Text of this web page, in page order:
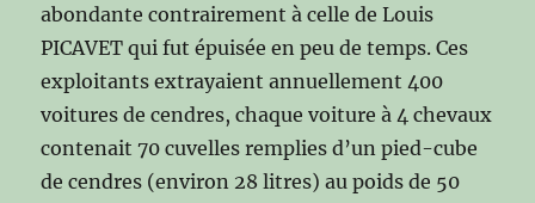
abondante contrairement à celle de Louis
PICAVET qui fut épuisée en peu de temps. Ces
exploitants extrayaient annuellement 400
voitures de cendres, chaque voiture à 4 chevaux
contenait 70 cuvelles remplies d’un pied-cube
de cendres (environ 28 litres) au poids de 50